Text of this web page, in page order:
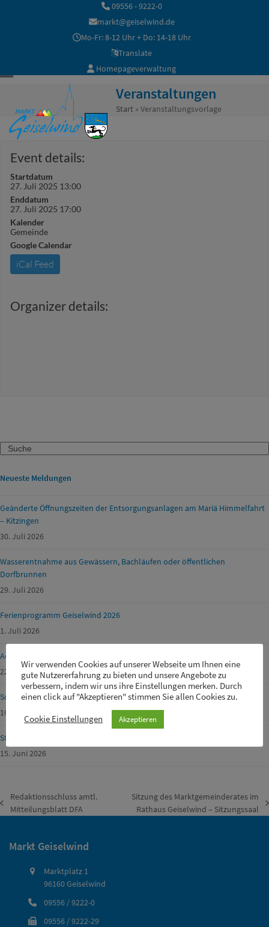
09556 - 9222-0
markt@geiselwind.de
Mo-Fr: 8-12 Uhr + Do: 14-18 Uhr
Translate
Homepageverwaltung
mobile
menu
mobile
menu
Veranstaltungen
Start»Veranstaltungsvorlage
Event details:
Startdatum
27. Juli 2025 13:00
Enddatum
27. Juli 2025 17:00
Kalender
Gemeinde
Google Calendar
iCal Feed
Organizer details:
Search
Neueste Meldungen
Geänderte Öffnungszeiten der Entsorgungsanlagen am Mariä Himmelfahrt
– Kitzingen
30. Juli 2026
Wasserentnahme aus Gewässern, Bachläufen oder öffentlichen
Dorfbrunnen
29. Juli 2026
Ferienprogramm Geiselwind 2026
1. Juli 2026
Achtung Waldbrandgefahr!
22. Juni 2026
Schülerbetreuer m/w/d für unsere Drei-Franken-Grundschule gesucht
16. Juni 2026
Straßensperrungen von Gemeinde-, Kreis-, Staats- und Fernstraßen
15. Juni 2026
vorheriger
Redaktionsschluss amtl.
Mitteilungsblatt DFA
Nächster
Sitzung des Marktgemeinderates im
Rathaus Geiselwind – Sitzungssaal
Markt Geiselwind
Marktplatz 1
96160 Geiselwind
09556 / 9222-0
09556 / 9222-29
Wir verwenden Cookies auf unserer Webseite um Ihnen eine
gute Nutzererfahrung zu bieten und unsere Angebote zu
verbessern, indem wir uns ihre Einstellungen merken. Durch
einen click auf "Akzeptieren" stimmen Sie allen Cookies zu.
Cookie Einstellungen Akzeptieren